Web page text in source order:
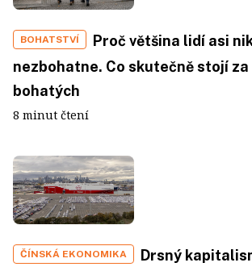
BOHATSTVÍ
Proč většina lidí asi
nezbohatne. Co skutečně stojí
bohatých
8 minut čtení
ČÍNSKÁ EKONOMIKA
Drsný